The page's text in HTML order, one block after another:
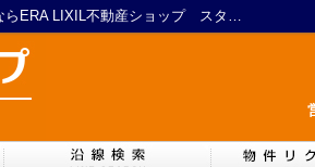
クリエイトＳ・Ｄ 川崎下小田中店情報ページ｜横浜市の不動産ならERA LIXIL不動産ショップ スタイリード